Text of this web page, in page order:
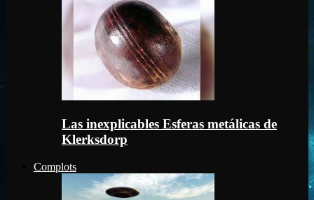
Las inexplicables Esferas metálicas de
Klerksdorp
Complots